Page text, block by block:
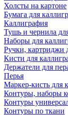
Холсты на картоне
Бумага для
Каллиграфия
Тушь и чернила
Наборы для
Ручки, картриджи
Кисти для
Держатели для
Перья
Маркер-кисть для
Контуры, наборы
Контуры
Контуры по ткани